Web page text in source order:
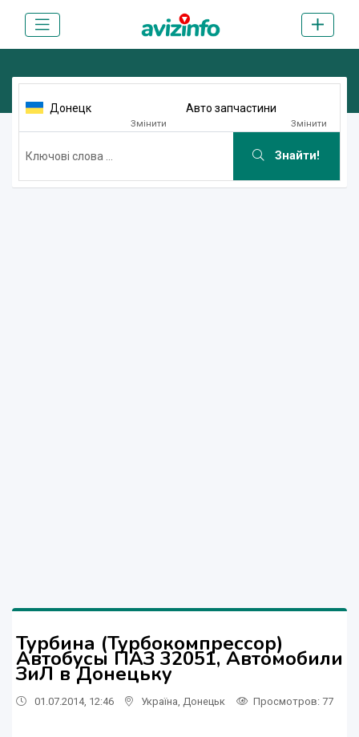
Донецк
Змінити
Авто запчастини
Змінити
Знайти!
Турбина (Турбокомпрессор)
Автобусы ПАЗ 32051, Автомобили
ЗиЛ в Донецьку
01.07.2014, 12:46 Україна Донецьк Просмотров: 77